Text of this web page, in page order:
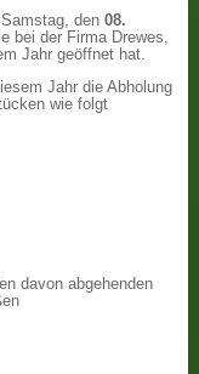
Samstag, den08.
bei der Firma Drewes,
Jahr geöffnet hat.
Jahr die Abholung
wie folgt
davon abgehenden